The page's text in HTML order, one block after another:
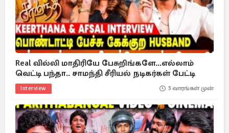
Real வில்லி மாதிரியே பேசுறிங்களே...எல்லாம்
வெட்டி பந்தா.. சாமந்தி சீரியல் நடிகர்கள் பேட்டி
Interview 3 வாரங்கள் முன்